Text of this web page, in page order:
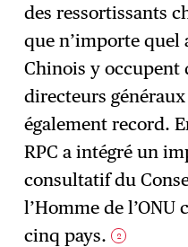
des ressortissants
que n’importe quel
Chinois y occupent
directeurs
également record.
RPC a intégré un
consultatif du
l’Homme de
cinq pays. 2